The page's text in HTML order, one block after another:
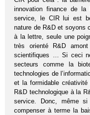
innovation finance de la
service, le CIR lui est
nature de R&D et soyons
à la lettre, seule une
très orienté R&D
scientifiques … Si ceci
secteurs comme la
technologies de
et la formidable
R&D technologique à la
service. Donc, même
compenser à terme la